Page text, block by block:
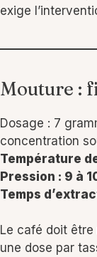
exige
Mouture :
Dosage : 7
concentration
Température
Pression : 9 à
Temps
Le café doit
une dose par